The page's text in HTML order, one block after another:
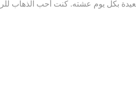
بكل يوم عشته. كنت أحب الذهاب